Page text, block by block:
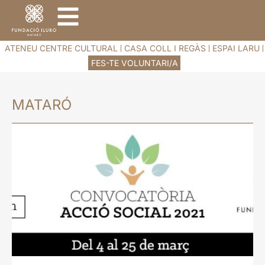
ATENEU CENTRE CULTURAL CASA COLL I REGÀS
ESPAI LARU
FES-TE VOLUNTARI/A
MATARÓ